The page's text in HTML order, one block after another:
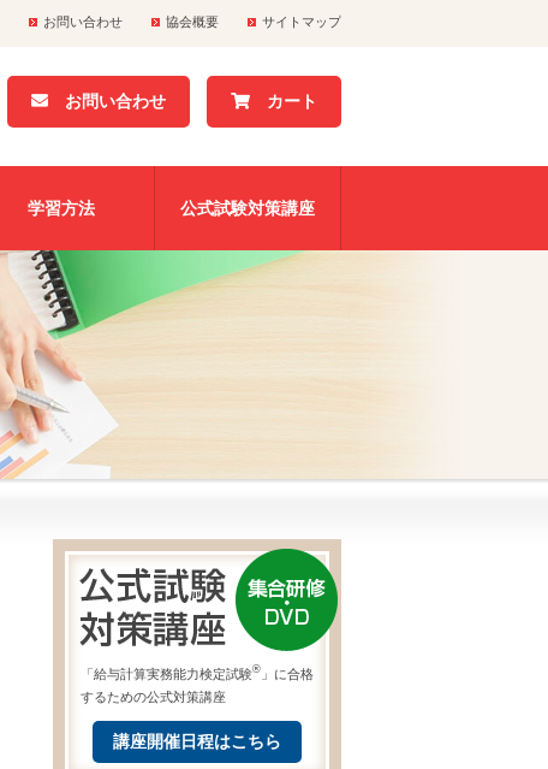
お問い合わせ 協会概要 サイトマップ
お問い合わせ カート
学習方法 公式試験対策講座
「給与計算実務能力検定試験® 」に合格
するための公式対策講座
講座開催日程はこちら